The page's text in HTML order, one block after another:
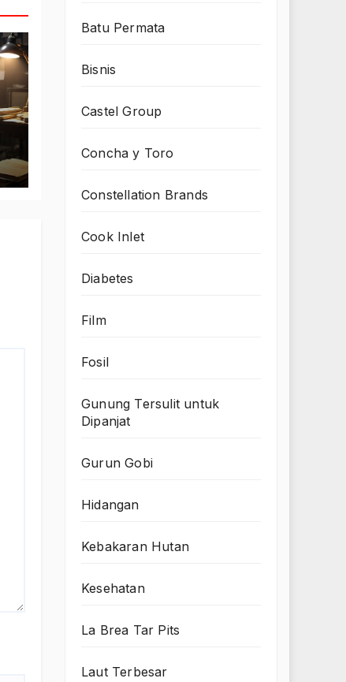
Batu Permata
Bisnis
Castel Group
Concha y Toro
Constellation Brands
Cook Inlet
Diabetes
Film
Fosil
Gunung Tersulit untuk
Dipanjat
Gurun Gobi
Hidangan
Kebakaran Hutan
Kesehatan
La Brea Tar Pits
Laut Terbesar